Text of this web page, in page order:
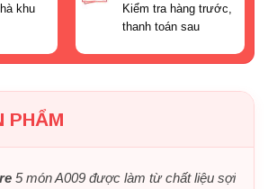
khu
Kiểm tra hàng trước,
thanh toán sau
PHẨM
5 món A009 được làm từ chất liệu sợi